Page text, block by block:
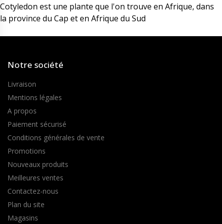
Cotyledon est une plante que l'on trouve en Afrique, dans
la province du Cap et en Afrique du Sud
Notre société
Livraison
Mentions légales
A propos
Paiement sécurisé
Conditions générales de vente
Promotions
Nouveaux produits
Meilleures ventes
Contactez-nous
Plan du site
Magasins